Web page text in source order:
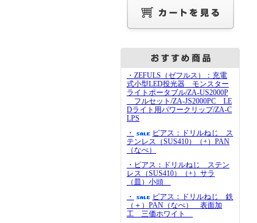
・ZEFULS（ゼフルス）：充電
式小型LED投光器 モンスター
ライトポータブル/ZA-US2000P
フルセット/ZA-JS2000PC LE
Dライト用パワークリップ/ZA-C
LPS
・
ピアス：ドリルねじ ス
テンレス（SUS410）（+）PAN
（なべ）
・ピアス：ドリルねじ ステン
レス（SUS410）（+）サラ
（皿）小頭
・
ピアス：ドリルねじ 鉄
（＋）PAN（なべ） 表面加
工 三価ホワイト